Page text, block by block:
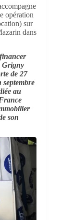
opération
sur
dans
Grigny
de 27
au
son